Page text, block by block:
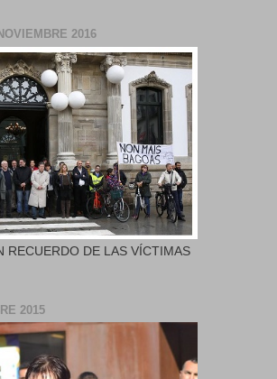
2016
RECUERDO DE LAS VÍCTIMAS
2015